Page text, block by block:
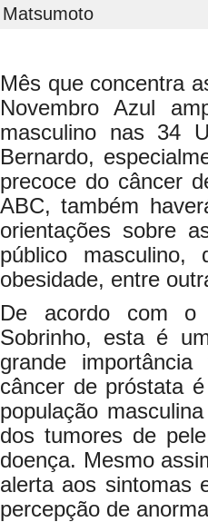
Matsumoto
Mês que concentra
Novembro Azul
masculino nas 34
Bernardo,
precoce do câncer
ABC, também
orientações sobre
público masculino,
obesidade, entre
De acordo com o
Sobrinho, esta é
grande
câncer de próstata
população
dos tumores de
doença. Mesmo
alerta aos sintomas
percepção de